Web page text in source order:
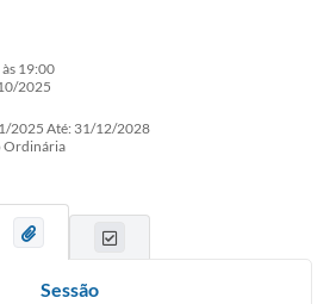
19:00
2025
2025 Até: 31/12/2028
Ordinária
Sessão